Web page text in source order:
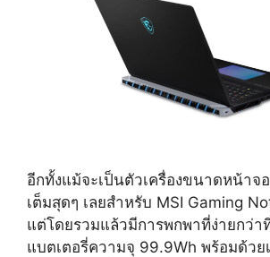
อีกทั้งแม้จะเป็นตัวเครื่องขนาดหน้าจ
เต็มสุดๆ เลยสำหรับ MSI Gaming
แต่โดยรวมแล้วมีการพกพาที่ง่ายกว่า
แบตเตอรี่ความจุ 99.9Wh พร้อมด้วย